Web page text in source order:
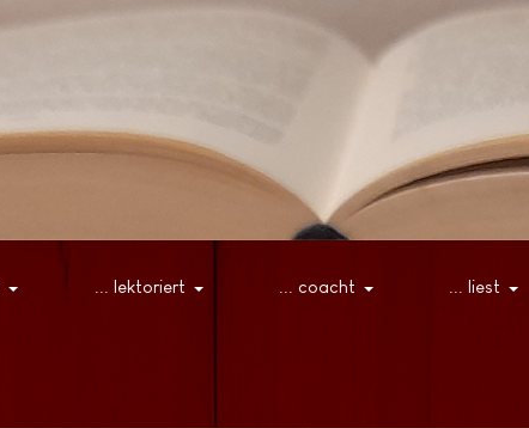
... lektoriert ... coacht ... liest